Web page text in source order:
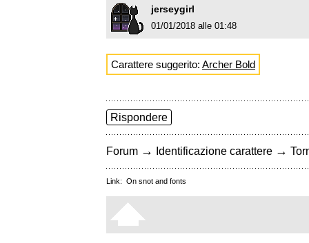
jerseygirl
01/01/2018 alle 01:48
Carattere suggerito: Archer Bold
Rispondere
Forum → Identificazione carattere →
Link: On snot and fonts